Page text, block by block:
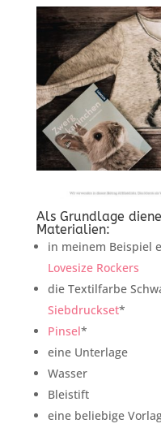
Als Grundlage
Materialien:
in meinem Beispiel
Lovesize Rockers
die Textilfarbe
Siebdruckset*
Pinsel*
eine Unterlage
Wasser
Bleistift
eine beliebige